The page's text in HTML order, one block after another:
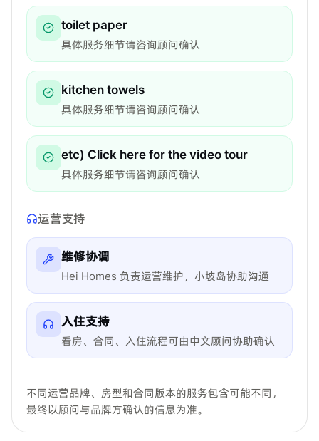
toilet paper
具体服务细节请咨询顾问确认
kitchen towels
具体服务细节请咨询顾问确认
etc) Click here for the video tour
具体服务细节请咨询顾问确认
运营支持
维修协调
Hei Homes 负责运营维护，小坡岛协助沟通
入住支持
看房、合同、入住流程可由中文顾问协助确认
不同运营品牌、房型和合同版本的服务包含可能不同，
最终以顾问与品牌方确认的信息为准。